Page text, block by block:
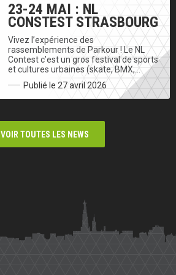
23-24 MAI : NL
CONSTEST STRASBOURG
Vivez l’expérience des
rassemblements de Parkour ! Le NL
Contest c’est un gros festival de sports
et cultures urbaines (skate, BMX,…
Publié le 27 avril 2026
VOIR TOUTES LES NEWS